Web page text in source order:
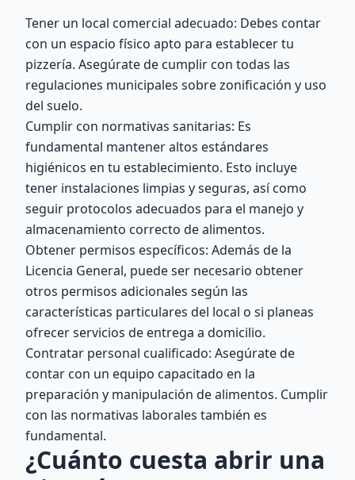
Tener un local comercial adecuado: Debes contar
con un espacio físico apto para establecer tu
pizzería. Asegúrate de cumplir con todas las
regulaciones municipales sobre zonificación y uso
del suelo.
Cumplir con normativas sanitarias: Es
fundamental mantener altos estándares
higiénicos en tu establecimiento. Esto incluye
tener instalaciones limpias y seguras, así como
seguir protocolos adecuados para el manejo y
almacenamiento correcto de alimentos.
Obtener permisos específicos: Además de la
Licencia General, puede ser necesario obtener
otros permisos adicionales según las
características particulares del local o si planeas
ofrecer servicios de entrega a domicilio.
Contratar personal cualificado: Asegúrate de
contar con un equipo capacitado en la
preparación y manipulación de alimentos. Cumplir
con las normativas laborales también es
fundamental.
¿Cuánto cuesta abrir una